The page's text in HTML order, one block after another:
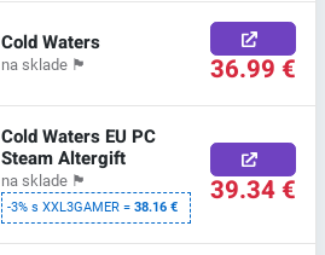
Cold Waters
na sklade 🏴 36.99 €
Cold Waters EU PC
Steam Altergift
na sklade 🏴
-3% s XXL3GAMER =38.16 € 39.34 €